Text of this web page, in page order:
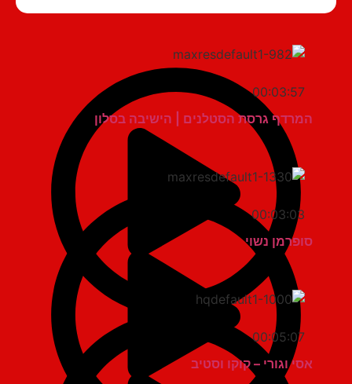
00:03:57
המרדף גרסת הסטלנים | הישיבה בסלון
00:03:03
סופרמן נשוי
00:05:07
אסי וגורי – קוקו וסטיב